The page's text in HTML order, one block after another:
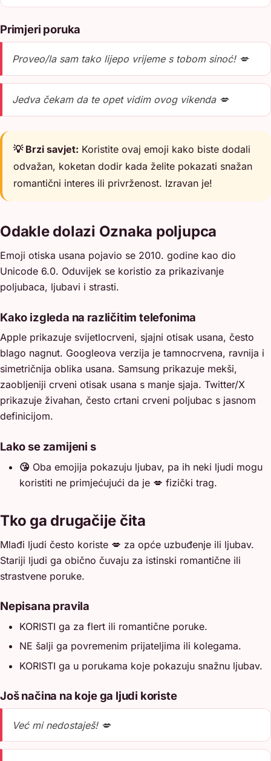
Primjeri poruka
Proveo/la sam tako lijepo vrijeme s tobom sinoć! 💋
Jedva čekam da te opet vidim ovog vikenda 💋
💡 Brzi savjet: Koristite ovaj emoji kako biste dodali
odvažan, koketan dodir kada želite pokazati snažan
romantični interes ili privrženost. Izravan je!
Odakle dolazi Oznaka poljupca
Emoji otiska usana pojavio se 2010. godine kao dio
Unicode 6.0. Oduvijek se koristio za prikazivanje
poljubaca, ljubavi i strasti.
Kako izgleda na različitim telefonima
Apple prikazuje svijetlocrveni, sjajni otisak usana, često
blago nagnut. Googleova verzija je tamnocrvena, ravnija i
simetričnija oblika usana. Samsung prikazuje mekši,
zaobljeniji crveni otisak usana s manje sjaja. Twitter/X
prikazuje živahan, često crtani crveni poljubac s jasnom
definicijom.
Lako se zamijeni s
😘 Oba emojija pokazuju ljubav, pa ih neki ljudi mogu
koristiti ne primjećujući da je 💋 fizički trag.
Tko ga drugačije čita
Mlađi ljudi često koriste 💋 za opće uzbuđenje ili ljubav.
Stariji ljudi ga obično čuvaju za istinski romantične ili
strastvene poruke.
Nepisana pravila
KORISTI ga za flert ili romantične poruke.
NE šalji ga povremenim prijateljima ili kolegama.
KORISTI ga u porukama koje pokazuju snažnu ljubav.
Još načina na koje ga ljudi koriste
Već mi nedostaješ! 💋